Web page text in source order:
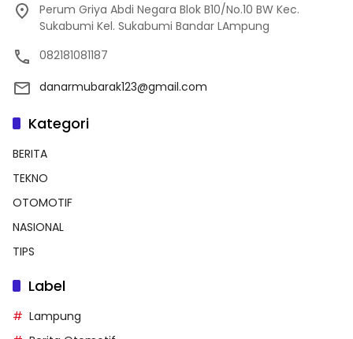
Perum Griya Abdi Negara Blok B10/No.10 BW Kec.
Sukabumi Kel. Sukabumi Bandar LAmpung
082181081187
danarmubarak123@gmail.com
Kategori
BERITA
TEKNO
OTOMOTIF
NASIONAL
TIPS
Label
Lampung